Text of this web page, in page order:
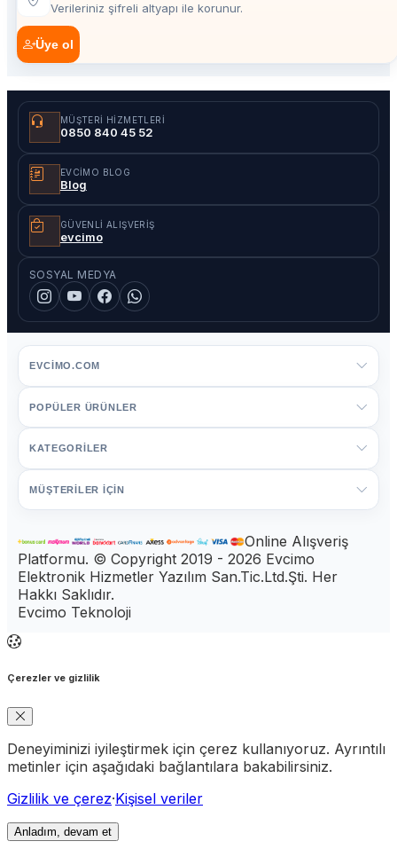
Verileriniz şifreli altyapı ile korunur.
Üye ol
MÜŞTERI HIZMETLERI
0850 840 45 52
EVCIMO BLOG
Blog
GÜVENLI ALIŞVERIŞ
evcimo
SOSYAL MEDYA
EVCIMO.COM
POPÜLER ÜRÜNLER
KATEGORİLER
MÜŞTERİLER İÇİN
Online Alışveriş
Platformu. © Copyright 2019 - 2026 Evcimo
Elektronik Hizmetler Yazılım San.Tic.Ltd.Şti. Her
Hakkı Saklıdır.
Evcimo Teknoloji
Çerezler ve gizlilik
Deneyiminizi iyileştirmek için çerez kullanıyoruz. Ayrıntılı
metinler için aşağıdaki bağlantılara bakabilirsiniz.
Gizlilik ve çerez·Kişisel veriler
Anladım, devam et